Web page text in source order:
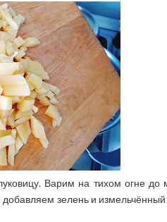
Варим на тихом огне до
зелень и